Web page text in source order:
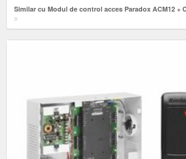
Similar cu Modul de control acces Paradox ACM12 +